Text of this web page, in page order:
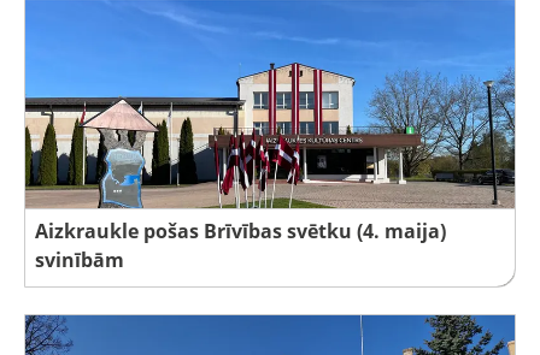
Aizkraukle pošas Brīvības svētku (4. maija)
svinībām